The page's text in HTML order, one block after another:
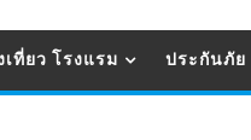
เที่ยว โรงแรม ประกันภัย